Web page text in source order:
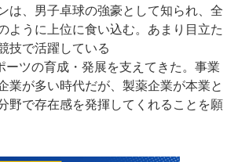
は、男子卓球の強豪として知られ、全
ように上位に食い込む。あまり目立た
技で活躍している
ーツの育成・発展を支えてきた。事業
業が多い時代だが、製薬企業が本業と
野で存在感を発揮してくれることを願